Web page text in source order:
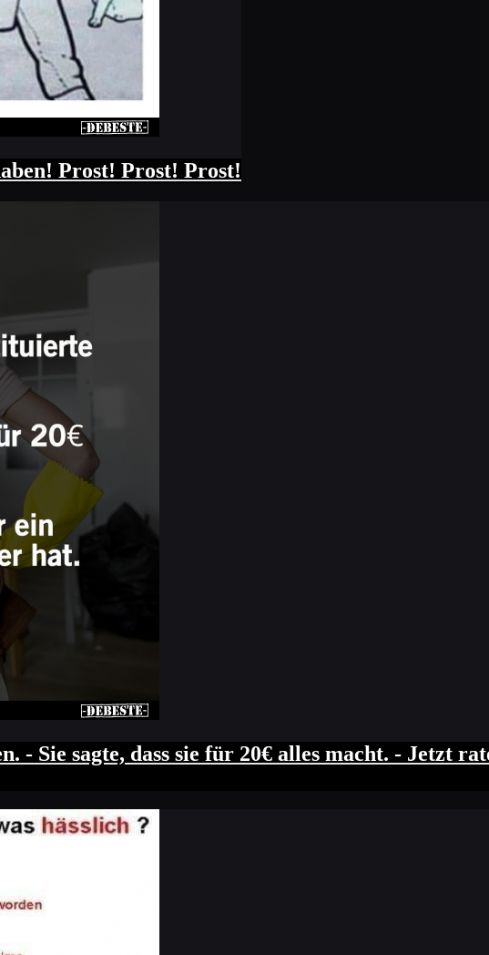
Prost! Prost! Prost!
- Sie sagte, dass sie für 20€ alles macht. - Jetzt